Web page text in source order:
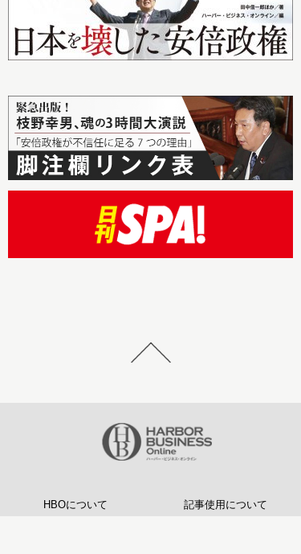
HBOについて 記事使用について